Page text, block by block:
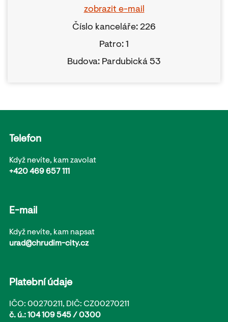
zobrazit e-mail
Číslo kanceláře: 226
Patro: 1
Budova: Pardubická 53
Telefon
Když nevíte, kam zavolat
+420 469 657 111
E-mail
Když nevíte, kam napsat
urad@chrudim-city.cz
Platební údaje
IČO: 00270211, DIČ: CZ00270211
č. ú.: 104 109 545 / 0300